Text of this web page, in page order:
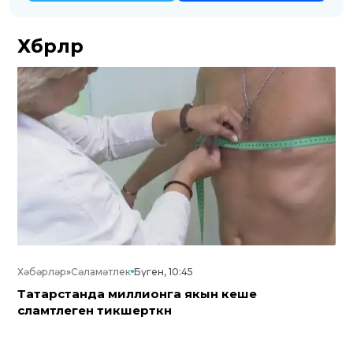
Хәбәрләр
Хәбәрләр»Сәламәтлек Бүген, 10:45
Татарстанда миллионга якын кеше
сәламәтлеген тикшерткән